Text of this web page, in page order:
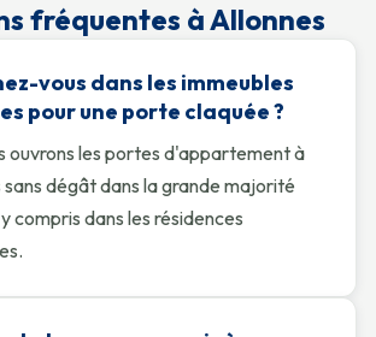
fréquentes à Allonnes
vous dans les immeubles
pour une porte claquée ?
ouvrons les portes d'appartement à
sans dégât dans la grande majorité
compris dans les résidences